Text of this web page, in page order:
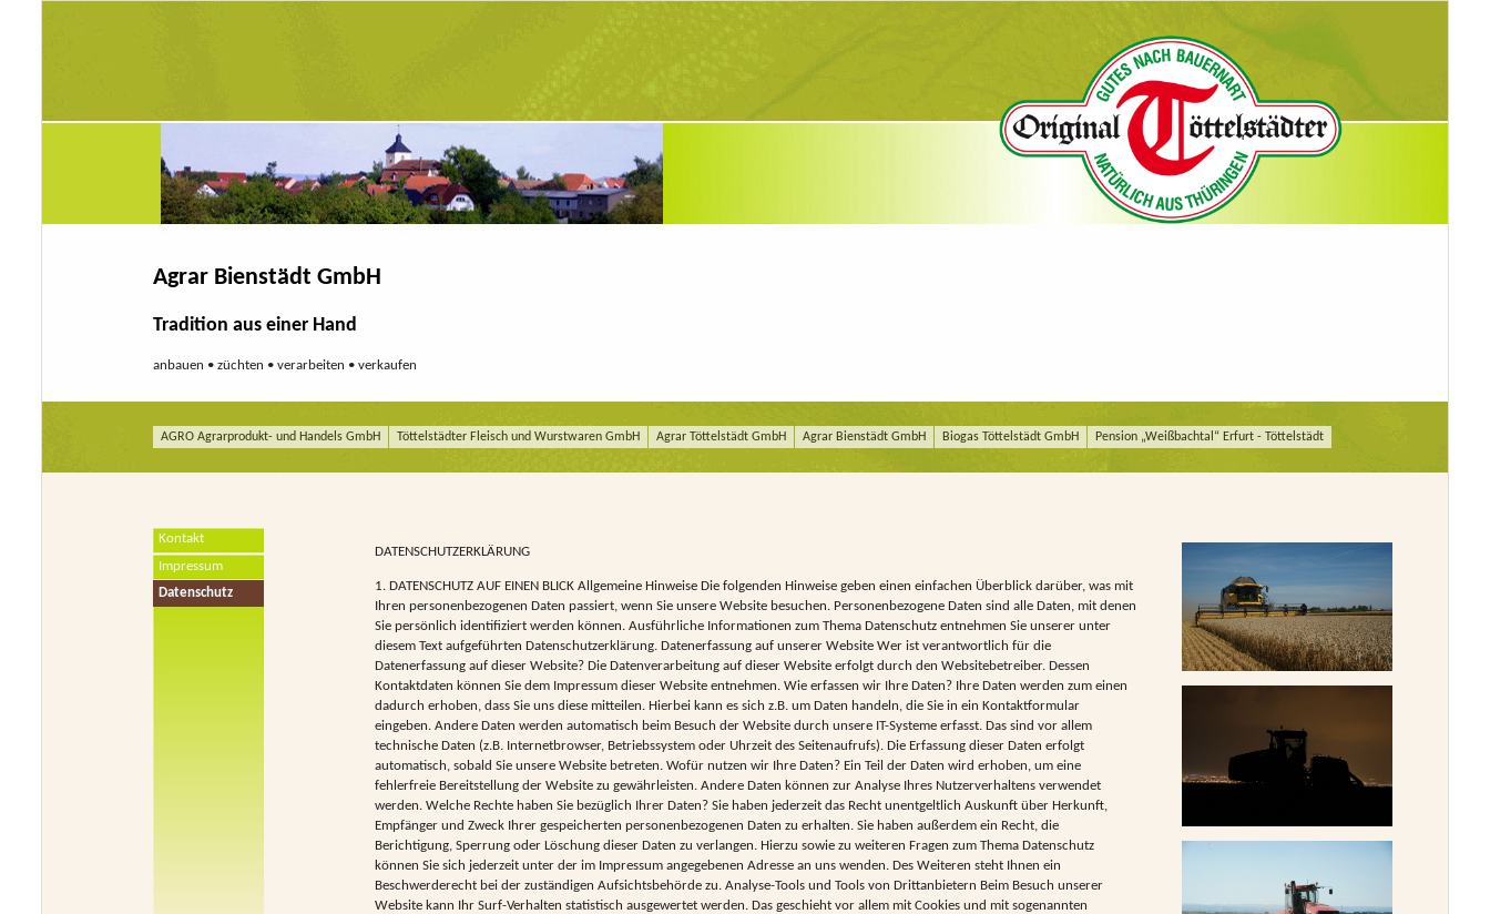
Agrar Bienstädt GmbH
Tradition aus einer Hand
anbauen • züchten • verarbeiten • verkaufen
AGRO Agrarprodukt- und Handels GmbH Töttelstädter Fleisch und Wurstwaren GmbH Agrar Töttelstädt GmbH Agrar Bienstädt GmbH Biogas Töttelstädt GmbH Pension „Weißbachtal“ Erfurt - Töttelstädt
DATENSCHUTZERKLÄRUNG
1. DATENSCHUTZ AUF EINEN BLICK Allgemeine Hinweise Die folgenden Hinweise geben einen einfachen Überblick darüber, was mit
Ihren personenbezogenen Daten passiert, wenn Sie unsere Website besuchen. Personenbezogene Daten sind alle Daten, mit denen
Sie persönlich identifiziert werden können. Ausführliche Informationen zum Thema Datenschutz entnehmen Sie unserer unter
diesem Text aufgeführten Datenschutzerklärung. Datenerfassung auf unserer Website Wer ist verantwortlich für die
Datenerfassung auf dieser Website? Die Datenverarbeitung auf dieser Website erfolgt durch den Websitebetreiber. Dessen
Kontaktdaten können Sie dem Impressum dieser Website entnehmen. Wie erfassen wir Ihre Daten? Ihre Daten werden zum einen
dadurch erhoben, dass Sie uns diese mitteilen. Hierbei kann es sich z.B. um Daten handeln, die Sie in ein Kontaktformular
eingeben. Andere Daten werden automatisch beim Besuch der Website durch unsere IT-Systeme erfasst. Das sind vor allem
technische Daten (z.B. Internetbrowser, Betriebssystem oder Uhrzeit des Seitenaufrufs). Die Erfassung dieser Daten erfolgt
automatisch, sobald Sie unsere Website betreten. Wofür nutzen wir Ihre Daten? Ein Teil der Daten wird erhoben, um eine
fehlerfreie Bereitstellung der Website zu gewährleisten. Andere Daten können zur Analyse Ihres Nutzerverhaltens verwendet
werden. Welche Rechte haben Sie bezüglich Ihrer Daten? Sie haben jederzeit das Recht unentgeltlich Auskunft über Herkunft,
Empfänger und Zweck Ihrer gespeicherten personenbezogenen Daten zu erhalten. Sie haben außerdem ein Recht, die
Berichtigung, Sperrung oder Löschung dieser Daten zu verlangen. Hierzu sowie zu weiteren Fragen zum Thema Datenschutz
können Sie sich jederzeit unter der im Impressum angegebenen Adresse an uns wenden. Des Weiteren steht Ihnen ein
Beschwerderecht bei der zuständigen Aufsichtsbehörde zu. Analyse-Tools und Tools von Drittanbietern Beim Besuch unserer
Website kann Ihr Surf-Verhalten statistisch ausgewertet werden. Das geschieht vor allem mit Cookies und mit sogenannten
Kontakt
Impressum
Datenschutz